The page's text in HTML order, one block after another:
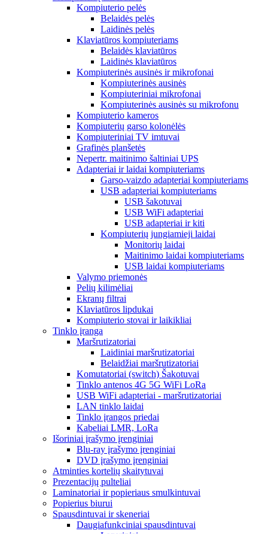
Kompiuterio pelės
Belaidės pelės
Laidinės pelės
Klaviatūros kompiuteriams
Belaidės klaviatūros
Laidinės klaviatūros
Kompiuterinės ausinės ir mikrofonai
Kompiuterinės ausinės
Kompiuteriniai mikrofonai
Kompiuterinės ausinės su mikrofonu
Kompiuterio kameros
Kompiuterių garso kolonėlės
Kompiuteriniai TV imtuvai
Grafinės planšetės
Nepertr. maitinimo šaltiniai UPS
Adapteriai ir laidai kompiuteriams
Garso-vaizdo adapteriai kompiuteriams
USB adapteriai kompiuteriams
USB šakotuvai
USB WiFi adapteriai
USB adapteriai ir kiti
Kompiuterių jungiamieji laidai
Monitorių laidai
Maitinimo laidai kompiuteriams
USB laidai kompiuteriams
Valymo priemonės
Pelių kilimėliai
Ekranų filtrai
Klaviatūros lipdukai
Kompiuterio stovai ir laikikliai
Tinklo įranga
Maršrutizatoriai
Laidiniai maršrutizatoriai
Belaidžiai maršrutizatoriai
Komutatoriai (switch) Šakotuvai
Tinklo antenos 4G 5G WiFi LoRa
USB WiFi adapteriai - maršrutizatoriai
LAN tinklo laidai
Tinklo įrangos priedai
Kabeliai LMR, LoRa
Išoriniai įrašymo įrenginiai
Blu-ray įrašymo įrenginiai
DVD įrašymo įrenginiai
Atminties kortelių skaitytuvai
Prezentacijų pulteliai
Laminatoriai ir popieriaus smulkintuvai
Popierius biurui
Spausdintuvai ir skeneriai
Daugiafunkciniai spausdintuvai